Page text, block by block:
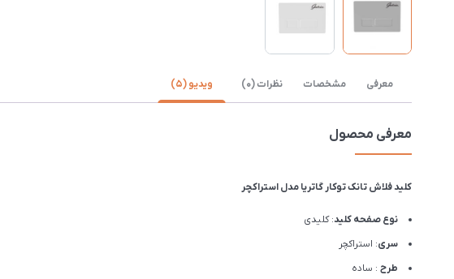
معرفی مشخصات نظرات (0) ویدیو (5)
معرفی محصول
کلید فلاش تانک توکار گاتریا مدل استراکچر
نوع صفحه کلید: کلیدی
سری: استراکچر
طرح : ساده